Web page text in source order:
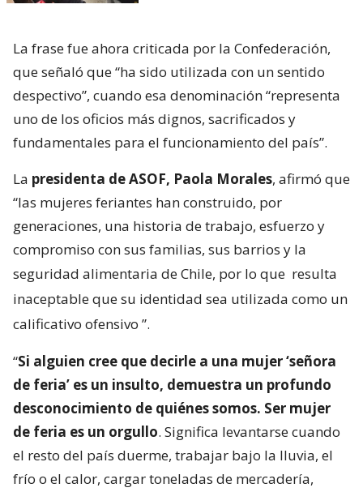
La frase fue ahora criticada por la Confederación,
que señaló que “ha sido utilizada con un sentido
despectivo”, cuando esa denominación “representa
uno de los oficios más dignos, sacrificados y
fundamentales para el funcionamiento del país”.
La presidenta de ASOF, Paola Morales, afirmó que
“las mujeres feriantes han construido, por
generaciones, una historia de trabajo, esfuerzo y
compromiso con sus familias, sus barrios y la
seguridad alimentaria de Chile, por lo que resulta
inaceptable que su identidad sea utilizada como un
calificativo ofensivo ”.
“Si alguien cree que decirle a una mujer ‘señora
de feria’ es un insulto, demuestra un profundo
desconocimiento de quiénes somos. Ser mujer
de feria es un orgullo. Significa levantarse cuando
el resto del país duerme, trabajar bajo la lluvia, el
frío o el calor, cargar toneladas de mercadería,